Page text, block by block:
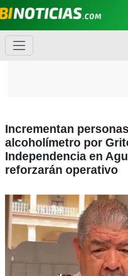
Incrementan
alcoholímetro por
Independencia en
reforzarán operativo